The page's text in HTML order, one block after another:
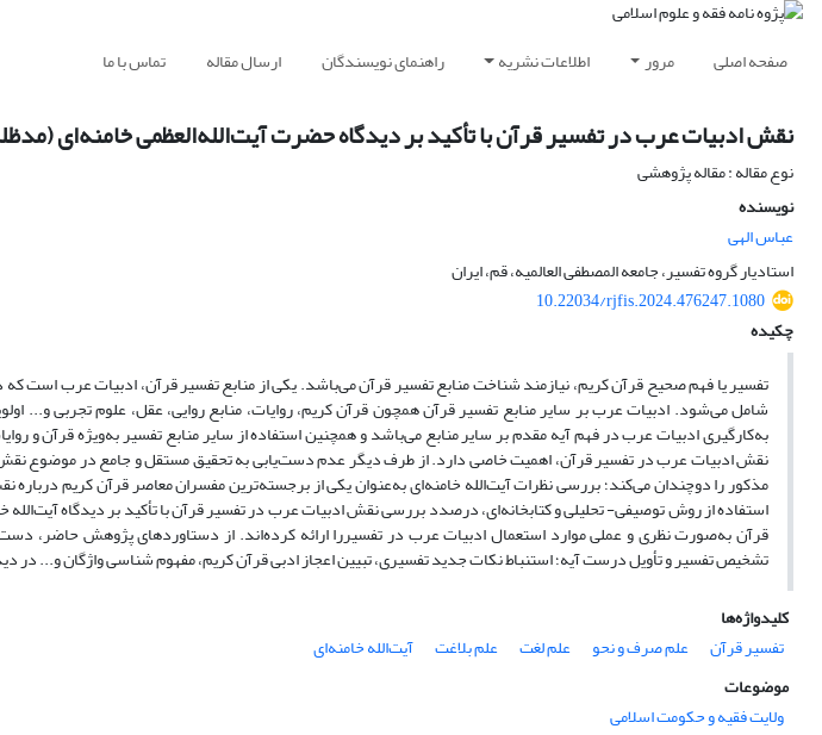
صفحه اصلی مرور اطلاعات نشریه راهنمای نویسندگان ارسال مقاله تماس با ما
نقش ادبیات عرب در تفسیر قرآن با تأکید بر دیدگاه حضرت آیت‌الله‌العظمی خامنه‌ای
نوع مقاله : مقاله پژوهشی
نویسنده
عباس الهی
استادیار گروه تفسیر، جامعه ‌المصطفی العالمیه، قم، ایران
10.22034/rjfis.2024.476247.1080
چکیده
تفسیر یا فهم صحیح قرآن کریم، نیازمند شناخت منابع تفسیر قرآن می‌باشد. یکی از منابع تفسیر قرآن، ادبیات عرب است
شامل می‌شود. ادبیات عرب بر سایر منابع تفسیر قرآن همچون قرآن کریم، روایات، منابع روایی، عقل، علوم تجربی و‌...
به‌کارگیری ادبیات عرب در فهم آیه مقدم بر سایر منابع می‌باشد و همچنین استفاده از سایر منابع تفسیر به‌ویژه قرآن و
نقش ادبیات عرب در تفسیر قرآن، اهمیت خاصی دارد. از طرف دیگر عدم دست‌یابی به تحقیق مستقل و جامع در موضوع
مذکور را دوچندان می‌کند؛ بررسی نظرات آیت‌الله خامنه‌ای به‌عنوان یکی از برجسته‌ترین مفسران معاصر قرآن کریم
استفاده از روش توصیفی- تحلیلی و کتابخانه‌ای، درصدد بررسی نقش ادبیات عرب در تفسیر قرآن با تأکید بر دیدگاه
قرآن به‌صورت نظری و عملی موارد استعمال ادبیات عرب در تفسیررا ارائه کرده‌اند. از دستاوردهای پژوهش حاضر،
تشخیص تفسیر و تأویل درست آیه؛ استنباط نکات جدید تفسیری، تبیین اعجاز ادبی قرآن کریم، مفهوم شناسی واژگان و... در
کلیدواژه‌ها
تفسیر قرآن
علم صرف و نحو علم لغت علم بلاغت
آیت‌الله خامنه‌ای
موضوعات
ولایت فقیه و حکومت اسلامی